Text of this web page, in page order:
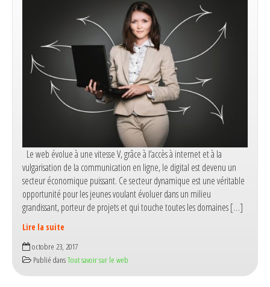
Le web évolue à une vitesse V, grâce à l’accès à internet et à la
vulgarisation de la communication en ligne, le digital est devenu un
secteur économique puissant. Ce secteur dynamique est une véritable
opportunité pour les jeunes voulant évoluer dans un milieu
grandissant, porteur de projets et qui touche toutes les domaines […]
Lire la suite
Le
web,
un
secteur
octobre 23, 2017
Publié dansTout savoir sur le web